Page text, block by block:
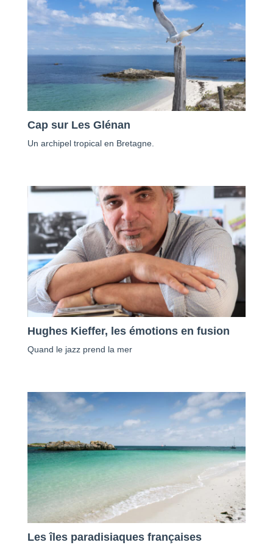
Cap sur Les Glénan
Un archipel tropical en Bretagne.
Hughes Kieffer, les émotions en fusion
Quand le jazz prend la mer
Les îles paradisiaques françaises